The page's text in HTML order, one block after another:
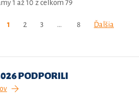
1 až 10 z celkom 79
1 2 3 … 8 Ďalšia
PODPORILI